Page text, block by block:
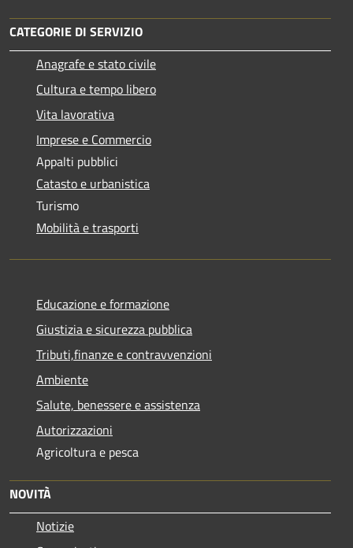
CATEGORIE DI SERVIZIO
Anagrafe e stato civile
Cultura e tempo libero
Vita lavorativa
Imprese e Commercio
Appalti pubblici
Catasto e urbanistica
Turismo
Mobilità e trasporti
Educazione e formazione
Giustizia e sicurezza pubblica
Tributi,finanze e contravvenzioni
Ambiente
Salute, benessere e assistenza
Autorizzazioni
Agricoltura e pesca
NOVITÀ
Notizie